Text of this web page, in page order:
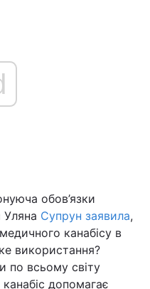
обов’язки
Уляна Супрун заявила,
канабісу в
використання?
по всьому світу
допомагає